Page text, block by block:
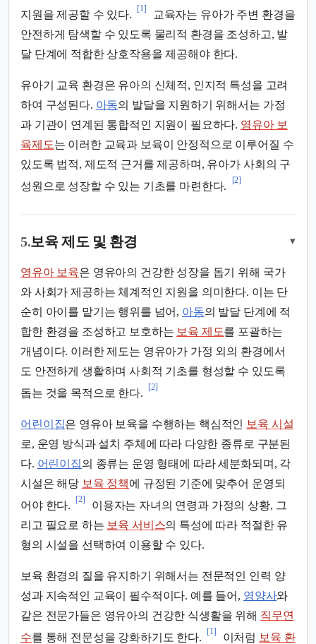
지원을 제공할 수 있다.
[1]
교육자는 유아가 주변 환경을
안전하게 탐색할 수 있도록 물리적 환경을 조성하고, 발
달 단계에 적합한 상호작용을 제공해야 한다.
유아기 교육 환경은 유아의 신체적, 인지적 특성을 고려
하여 구성된다. 아동의 발달을 지원하기 위해서는 가정
과 기관이 연계된 통합적인 지원이 필요하다. 영유아 보
육제도는 이러한 교육과 보육이 안정적으로 이루어질 수
있도록 법적, 제도적 근거를 제공하며, 유아가 사회의 구
성원으로 성장할 수 있는 기초를 마련한다.
[2]
5.보육 제도 및 환경 ▾
영유아 보육은 영유아의 건강한 성장을 돕기 위해 국가
와 사회가 제공하는 체계적인 지원을 의미한다. 이는 단
순히 아이를 맡기는 행위를 넘어, 아동의 발달 단계에 적
합한 환경을 조성하고 보호하는 보육 제도를 포괄하는
개념이다. 이러한 제도는 영유아가 가정 외의 환경에서
도 안전하게 생활하며 사회적 기초를 형성할 수 있도록
돕는 것을 목적으로 한다.
[2]
어린이집은 영유아 보육을 수행하는 핵심적인 보육 시설
로, 운영 방식과 설치 주체에 따라 다양한 종류로 구분된
다. 어린이집의 종류는 운영 형태에 따라 세분화되며, 각
시설은 해당 보육 정책에 규정된 기준에 맞추어 운영되
어야 한다.
[2]
이용자는 자녀의 연령과 가정의 상황, 그
리고 필요로 하는 보육 서비스의 특성에 따라 적절한 유
형의 시설을 선택하여 이용할 수 있다.
보육 환경의 질을 유지하기 위해서는 전문적인 인력 양
성과 지속적인 교육이 필수적이다. 예를 들어, 영양사와
같은 전문가들은 영유아의 건강한 식생활을 위해 직무연
수를 통해 전문성을 강화하기도 한다.
[1]
이처럼 보육 환